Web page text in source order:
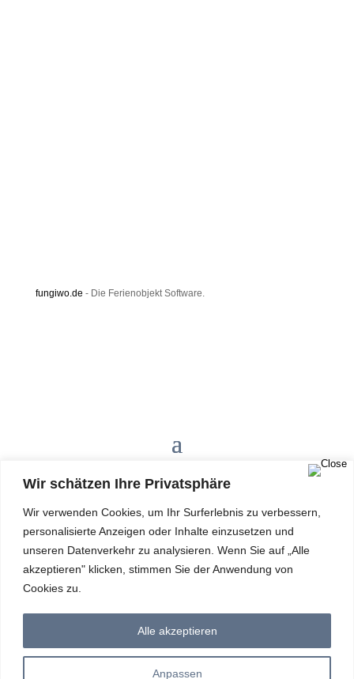
Wir schätzen Ihre Privatsphäre
Wir verwenden Cookies, um Ihr Surferlebnis zu verbessern,
personalisierte Anzeigen oder Inhalte einzusetzen und
unseren Datenverkehr zu analysieren. Wenn Sie auf „Alle
akzeptieren" klicken, stimmen Sie der Anwendung von
Cookies zu.
Anpassen
Alle akzeptieren
fungiwo.de - Die Ferienobjekt Software.
Datenschutz